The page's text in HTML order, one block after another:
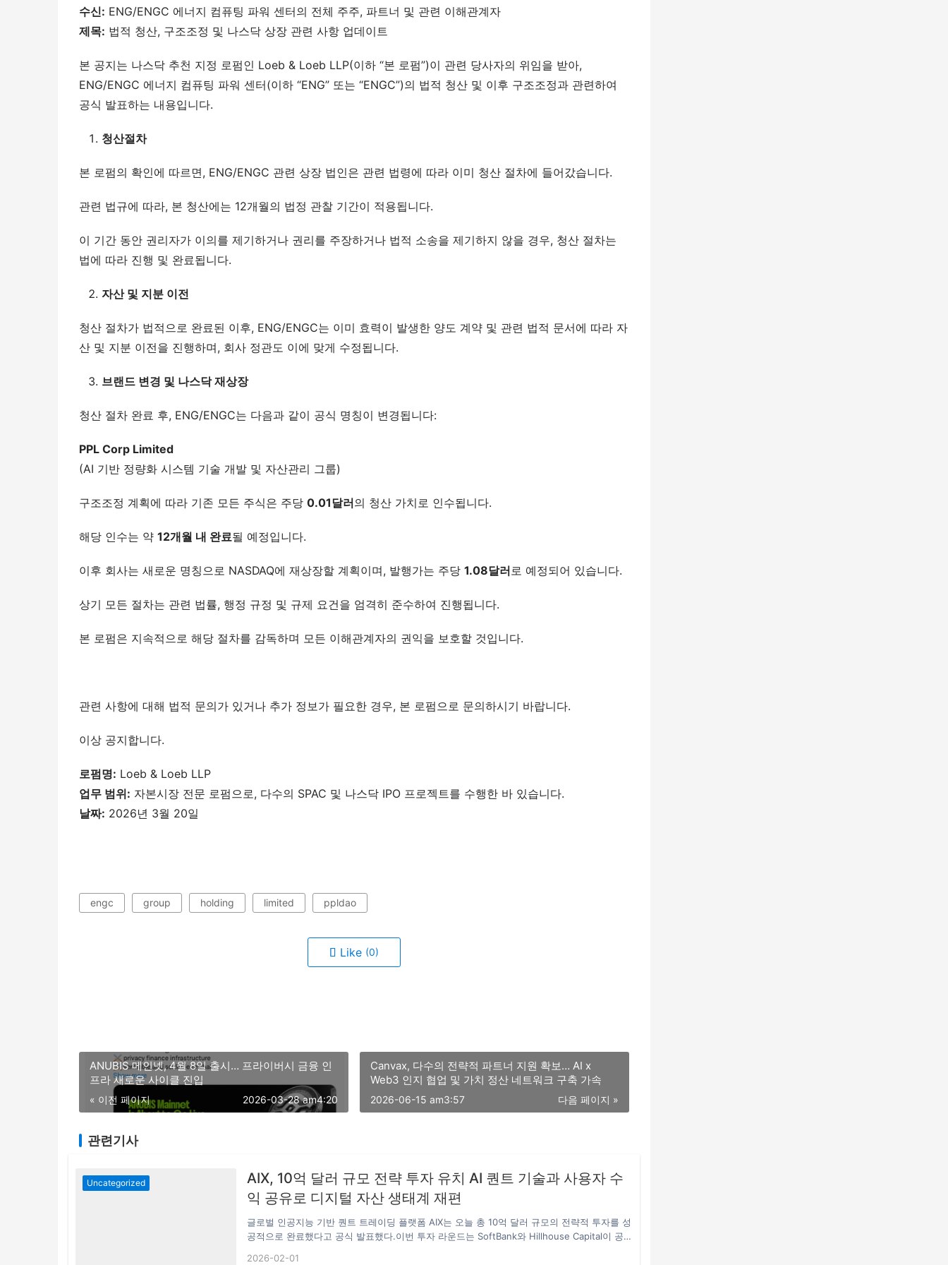
수신: ENG/ENGC 에너지 컴퓨팅 파워 센터의 전체 주주, 파트너 및 관련 이해관계자
제목: 법적 청산, 구조조정 및 나스닥 상장 관련 사항 업데이트
본 공지는 나스닥 추천 지정 로펌인 Loeb & Loeb LLP(이하 “본 로펌”)이 관련 당사자의 위임을 받아,
ENG/ENGC 에너지 컴퓨팅 파워 센터(이하 “ENG” 또는 “ENGC”)의 법적 청산 및 이후 구조조정과 관련하여
공식 발표하는 내용입니다.
청산절차
본 로펌의 확인에 따르면, ENG/ENGC 관련 상장 법인은 관련 법령에 따라 이미 청산 절차에 들어갔습니다.
관련 법규에 따라, 본 청산에는 12개월의 법정 관찰 기간이 적용됩니다.
이 기간 동안 권리자가 이의를 제기하거나 권리를 주장하거나 법적 소송을 제기하지 않을 경우, 청산 절차는
법에 따라 진행 및 완료됩니다.
자산 및 지분 이전
청산 절차가 법적으로 완료된 이후, ENG/ENGC는 이미 효력이 발생한 양도 계약 및 관련 법적 문서에 따라 자
산 및 지분 이전을 진행하며, 회사 정관도 이에 맞게 수정됩니다.
브랜드 변경 및 나스닥 재상장
청산 절차 완료 후, ENG/ENGC는 다음과 같이 공식 명칭이 변경됩니다:
PPL Corp Limited
(AI 기반 정량화 시스템 기술 개발 및 자산관리 그룹)
구조조정 계획에 따라 기존 모든 주식은 주당 0.01달러의 청산 가치로 인수됩니다.
해당 인수는 약 12개월 내 완료될 예정입니다.
이후 회사는 새로운 명칭으로 NASDAQ에 재상장할 계획이며, 발행가는 주당 1.08달러로 예정되어 있습니다.
상기 모든 절차는 관련 법률, 행정 규정 및 규제 요건을 엄격히 준수하여 진행됩니다.
본 로펌은 지속적으로 해당 절차를 감독하며 모든 이해관계자의 권익을 보호할 것입니다.
관련 사항에 대해 법적 문의가 있거나 추가 정보가 필요한 경우, 본 로펌으로 문의하시기 바랍니다.
이상 공지합니다.
로펌명: Loeb & Loeb LLP
업무 범위: 자본시장 전문 로펌으로, 다수의 SPAC 및 나스닥 IPO 프로젝트를 수행한 바 있습니다.
날짜: 2026년 3월 20일
engc group holding limited ppldao
Like (0)
ANUBIS 메인넷, 4월 8일 출시… 프라이버시 금융 인
프라 새로운 사이클 진입
« 이전 페이지 2026-03-28 am4:20
Canvax, 다수의 전략적 파트너 지원 확보… AI x
Web3 인지 협업 및 가치 정산 네트워크 구축 가속
다음 페이지 »
2026-06-15 am3:57
관련기사
Uncategorized
AIX, 10억 달러 규모 전략 투자 유치 AI 퀀트 기술과 사용자 수
익 공유로 디지털 자산 생태계 재편
글로벌 인공지능 기반 퀀트 트레이딩 플랫폼 AIX는 오늘 총 10억 달러 규모의 전략적 투자를 성
공적으로 완료했다고 공식 발표했다.이번 투자 라운드는 SoftBank와 Hillhouse Capital이 공
2026-02-01